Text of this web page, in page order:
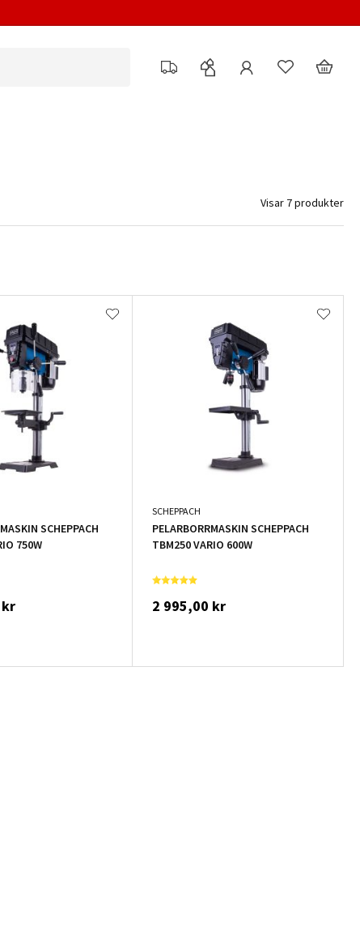
SCHEPPACH
750W
SCHEPPACH
PELARBORRMASKIN SCHEPPACH
TBM250 VARIO 600W
2 995,00 kr
Visar 7 produkter